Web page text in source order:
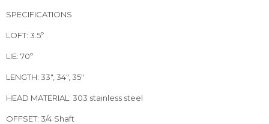
SPECIFICATIONS
LOFT: 3.5º
LIE: 70º
LENGTH: 33", 34", 35"
HEAD MATERIAL: 303 stainless steel
OFFSET: 3/4 Shaft